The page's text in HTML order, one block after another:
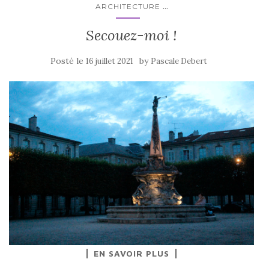
ARCHITECTURE ...
Secouez-moi !
Posté le 16 juillet 2021 by Pascale Debert
EN SAVOIR PLUS